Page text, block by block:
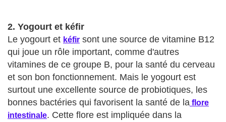
2. Yogourt et kéfir
Le yogourt et kéfir sont une source de vitamine B12
qui joue un rôle important, comme d'autres
vitamines de ce groupe B, pour la santé du cerveau
et son bon fonctionnement. Mais le yogourt est
surtout une excellente source de probiotiques, les
bonnes bactéries qui favorisent la santé de la flore
intestinale. Cette flore est impliquée dans la